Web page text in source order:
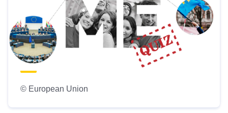
© European Union